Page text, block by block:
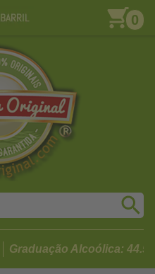
0
Graduação Alcoólica: